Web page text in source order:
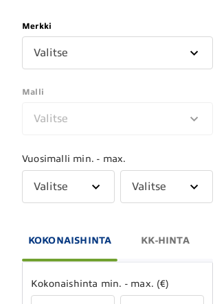
Merkki
Valitse
Malli
Valitse
Vuosimalli min. - max.
Valitse Valitse
KOKONAISHINTA KK-HINTA
Kokonaishinta min. - max. (€)